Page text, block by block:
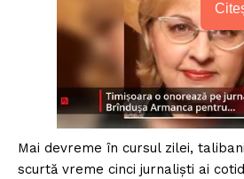
Mai devreme în cursul zilei,
scurtă vreme cinci jurnalişti ai